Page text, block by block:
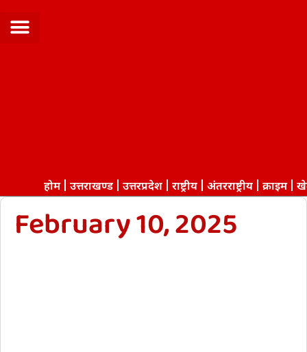
होम उत्तराखण्ड उत्तरप्रदेश राष्ट्रीय अंतरराष्ट्रीय क्राइम
February 10, 2025